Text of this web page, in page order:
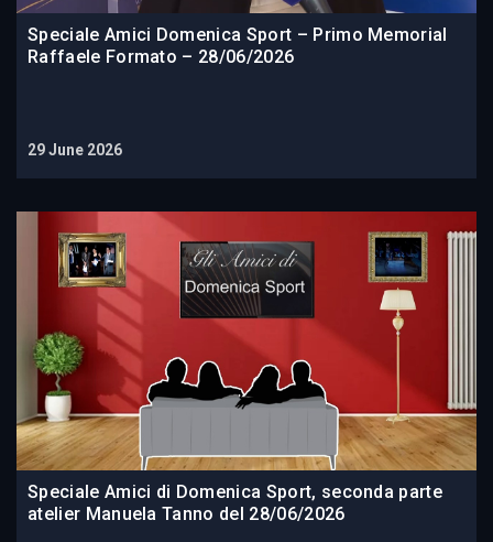
Speciale Amici Domenica Sport – Primo Memorial
Raffaele Formato – 28/06/2026
29 June 2026
Speciale Amici di Domenica Sport, seconda parte
atelier Manuela Tanno del 28/06/2026